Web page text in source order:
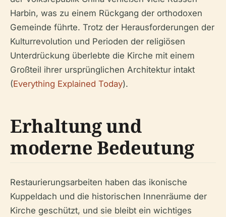
Harbin, was zu einem Rückgang der orthodoxen
Gemeinde führte. Trotz der Herausforderungen der
Kulturrevolution und Perioden der religiösen
Unterdrückung überlebte die Kirche mit einem
Großteil ihrer ursprünglichen Architektur intakt
(Everything Explained Today).
Erhaltung und
moderne Bedeutung
Restaurierungsarbeiten haben das ikonische
Kuppeldach und die historischen Innenräume der
Kirche geschützt, und sie bleibt ein wichtiges